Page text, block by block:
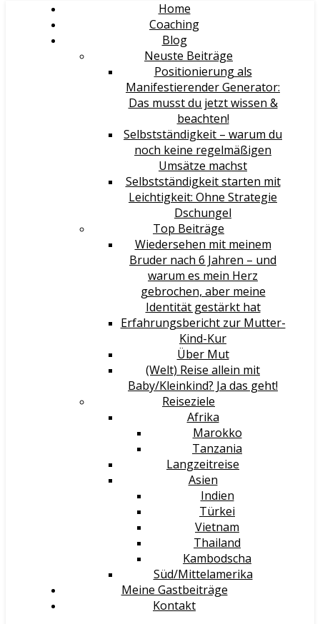
Home
Coaching
Blog
Neuste Beiträge
Positionierung als
Manifestierender Generator:
Das musst du jetzt wissen &
beachten!
Selbstständigkeit – warum du
noch keine regelmäßigen
Umsätze machst
Selbstständigkeit starten mit
Leichtigkeit: Ohne Strategie
Dschungel
Top Beiträge
Wiedersehen mit meinem
Bruder nach 6 Jahren – und
warum es mein Herz
gebrochen, aber meine
Identität gestärkt hat
Erfahrungsbericht zur Mutter-
Kind-Kur
Über Mut
(Welt) Reise allein mit
Baby/Kleinkind? Ja das geht!
Reiseziele
Afrika
Marokko
Tanzania
Langzeitreise
Asien
Indien
Türkei
Vietnam
Thailand
Kambodscha
Süd/Mittelamerika
Meine Gastbeiträge
Kontakt